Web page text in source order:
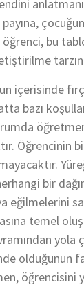
bu
içerisinde
bazı
Öğrencinin
bir
eğilmelerini
temel
olduğunun
öğrencisini